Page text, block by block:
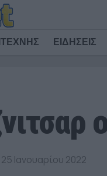
ΕΙΔΗΣΕΙΣ
25 Ιανουαρίου 2022